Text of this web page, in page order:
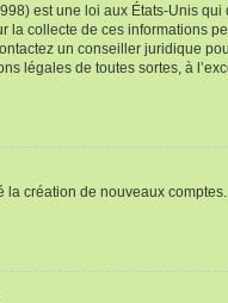
est une loi aux États-Unis qui
la collecte de ces informations
un conseiller juridique
légales de toutes sortes, à
création de nouveaux